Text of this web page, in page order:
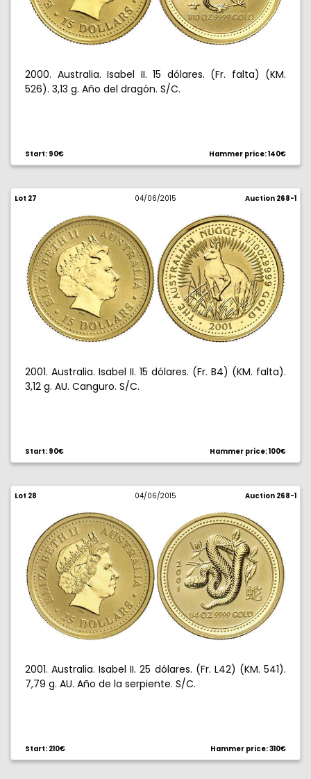
2000. Australia. Isabel II. 15 dólares. (Fr. falta) (KM.
526). 3,13 g. Año del dragón. S/C.
Start: 90€ Hammer price: 140€
Lot 27 04/06/2015 Auction 268-1
2001. Australia. Isabel II. 15 dólares. (Fr. B4) (KM. falta).
3,12 g. AU. Canguro. S/C.
Start: 90€ Hammer price: 100€
Lot 28 04/06/2015 Auction 268-1
2001. Australia. Isabel II. 25 dólares. (Fr. L42) (KM. 541).
7,79 g. AU. Año de la serpiente. S/C.
Start: 210€ Hammer price: 310€